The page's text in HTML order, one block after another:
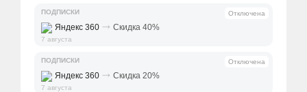
ПОДПИСКИ Отключена
Яндекс 360 ⤑ Скидка 40%
7 августа
ПОДПИСКИ Отключена
Яндекс 360 ⤑ Скидка 20%
7 августа